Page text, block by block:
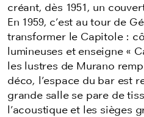
créant, dès 1951, un
En 1959, c’est au tour de
transformer le Capitole :
lumineuses et enseigne «
les lustres de Murano
déco, l’espace du bar est
grande salle se pare de
l’acoustique et les sièges